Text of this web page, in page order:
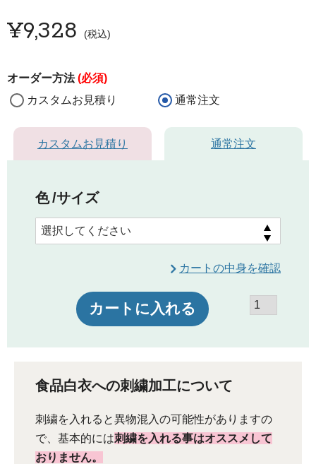
¥9,328 税込
オーダー方法(必須)
カスタムお見積り
通常注文
カスタムお見積り 通常注文
色 サイズ
カートの中身を確認
カートに入れる
食品白衣への刺繍加工について
刺繍を入れると異物混入の可能性がありますの
で、基本的には刺繍を入れる事はオススメして
おりません。